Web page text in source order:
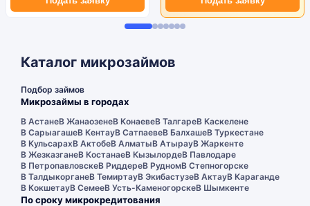
Каталог микрозаймов
Подбор займов
Микрозаймы в городах
В АстанеВ ЖанаозенеВ КонаевеВ ТалгареВ Каскелене
В СарыагашеВ КентауВ СатпаевеВ БалхашеВ Туркестане
В КульсарахВ АктобеВ АлматыВ АтырауВ Жаркенте
В ЖезказганеВ КостанаеВ КызылордеВ Павлодаре
В ПетропавловскеВ РиддереВ РудномВ Степногорске
В ТалдыкорганеВ ТемиртауВ ЭкибастузеВ АктауВ Караганде
В КокшетауВ СемееВ Усть-КаменогорскеВ Шымкенте
По сроку микрокредитования